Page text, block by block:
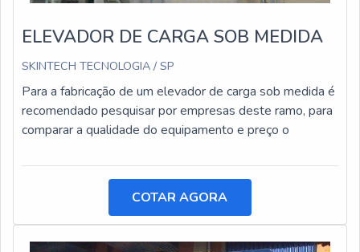
ELEVADOR DE CARGA SOB MEDIDA
SKINTECH TECNOLOGIA / SP
Para a fabricação de um elevador de carga sob medida é
recomendado pesquisar por empresas deste ramo, para
comparar a qualidade do equipamento e preço o
COTAR AGORA